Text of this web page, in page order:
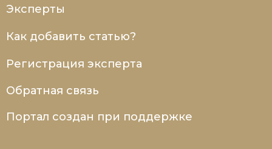
Эксперты
Как добавить статью?
Регистрация эксперта
Обратная связь
Портал создан при поддержке